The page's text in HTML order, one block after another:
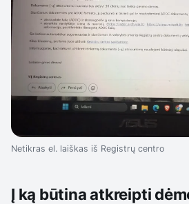
Netikras el. laiškas iš Registrų centro
Į ką būtina atkreipti